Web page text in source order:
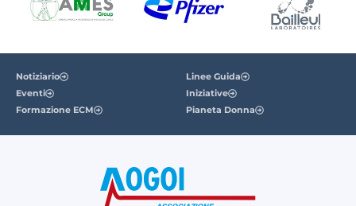
Notiziario
Eventi
Formazione ECM
Linee Guida
Iniziative
Pianeta Donna